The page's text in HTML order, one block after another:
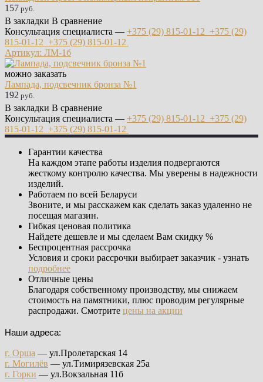
157 руб.
В закладки В сравнение
Консультация специалиста — +375 (29) 815-01-12 +375 (29)
815-01-12 +375 (29) 815-01-12
Артикул: ЛМ-1б
можно заказать
Лампада, подсвечник бронза №1
192 руб.
В закладки В сравнение
Консультация специалиста — +375 (29) 815-01-12 +375 (29)
815-01-12 +375 (29) 815-01-12
Гарантии качества
На каждом этапе работы изделия подвергаются
жесткому контролю качества. Мы уверены в надежности
изделий.
Работаем по всей Беларуси
Звоните, и мы расскажем как сделать заказ удаленно не
посещая магазин.
Гибкая ценовая политика
Найдете дешевле и мы сделаем Вам скидку %
Беспроцентная рассрочка
Условия и сроки рассрочки выбирает заказчик - узнать
подробнее
Отличные цены
Благодаря собственному производству, мы снижаем
стоимость на памятники, плюс проводим регулярные
распродажи. Смотрите цены на акции
Наши адреса:
г. Орша — ул.Пролетарская 14
г. Могилёв — ул.Тимирязевская 25а
г. Горки — ул.Вокзальная 11б